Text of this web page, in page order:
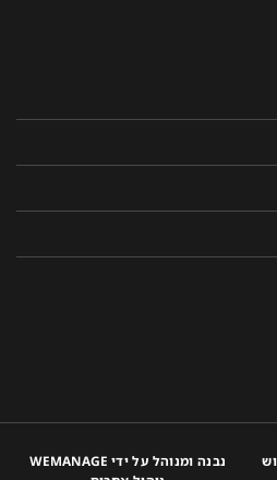
נבנה ומנוהל על ידי WEMANAGE